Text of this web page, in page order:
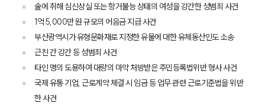
술에 취해 심신상실 또는 항거불능 상태의 여성을 강간한 성범죄 사건
1억 5,000만 원 규모의 어음금 지급 사건
부산광역시가 유형문화재로 지정한 유물에 대한 유체동산인도 소송
근친 간 강간 등 성범죄 사건
타인 명의 도용하여 대량의 마약 처방받은 주민등록법위반 형사 사건
국제 유통 기업, 근로계약 체결 시 임금 등 업무 관련 근로기준법을 위반
한 사건